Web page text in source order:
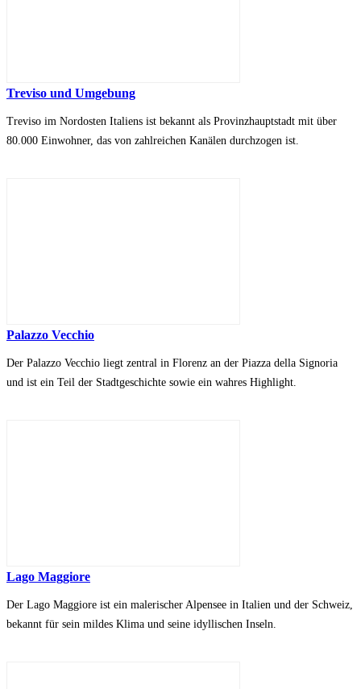
Treviso und Umgebung
Treviso im Nordosten Italiens ist bekannt als Provinzhauptstadt mit über
80.000 Einwohner, das von zahlreichen Kanälen durchzogen ist.
Palazzo Vecchio
Der Palazzo Vecchio liegt zentral in Florenz an der Piazza della Signoria
und ist ein Teil der Stadtgeschichte sowie ein wahres Highlight.
Lago Maggiore
Der Lago Maggiore ist ein malerischer Alpensee in Italien und der Schweiz,
bekannt für sein mildes Klima und seine idyllischen Inseln.